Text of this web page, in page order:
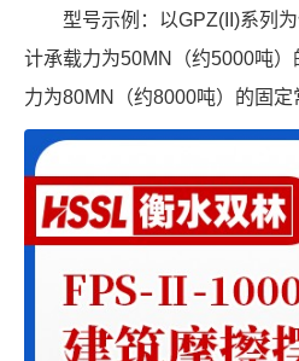
型号示例：以GPZ(II)系列
计承载力为50MN（约5000吨
力为80MN（约8000吨）的固定